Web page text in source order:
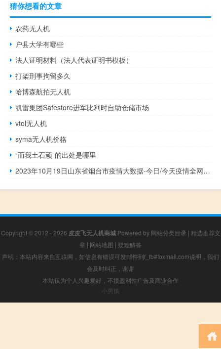
猜你想看的文章
农药无人机
户县大学有哪些
法人证明材料（法人代表证明书模板）
打架刑事拘留多久
哈博森航拍无人机
凯雷集团Safestore进军比利时自助仓储市场
vtol无人机
syma无人机价格
“而我土石顽”的出处是哪里
2023年10月19日山东省烟台市疫情大数据-今日/今天疫情全网搜索最新实时消息动态情况通知播报
Copyright © 2012 - 2026 皮皮飞无人机商城Powered by 网站分类目录 | 精选推荐文
章 | 网站地图 | 疑难解答
声明：本站内容来自互联网，如信息有错误可发邮件到f_fb#foxmail.com说明，我们
会及时纠正，谢谢
本站仅为个人兴趣爱好，不接盈利性广告及商业合作
小男孩